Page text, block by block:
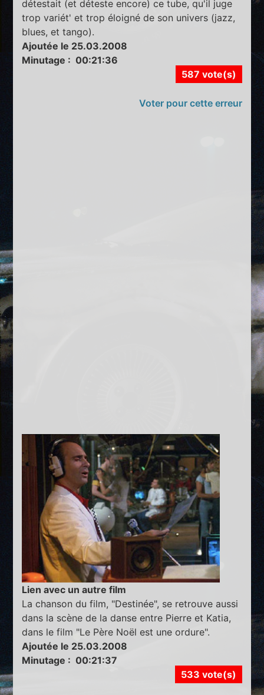
détestait (et déteste encore) ce tube, qu'il juge
trop variét' et trop éloigné de son univers (jazz,
blues, et tango).
Ajoutée le 25.03.2008
Minutage : 00:21:36
587 vote(s)
Voter pour cette erreur
Lien avec un autre film
La chanson du film, "Destinée", se retrouve aussi
dans la scène de la danse entre Pierre et Katia,
dans le film "Le Père Noël est une ordure".
Ajoutée le 25.03.2008
Minutage : 00:21:37
533 vote(s)